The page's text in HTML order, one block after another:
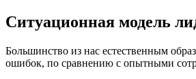
Ситуационная модель
Большинство из нас естественным
ошибок, по сравнению с опытными